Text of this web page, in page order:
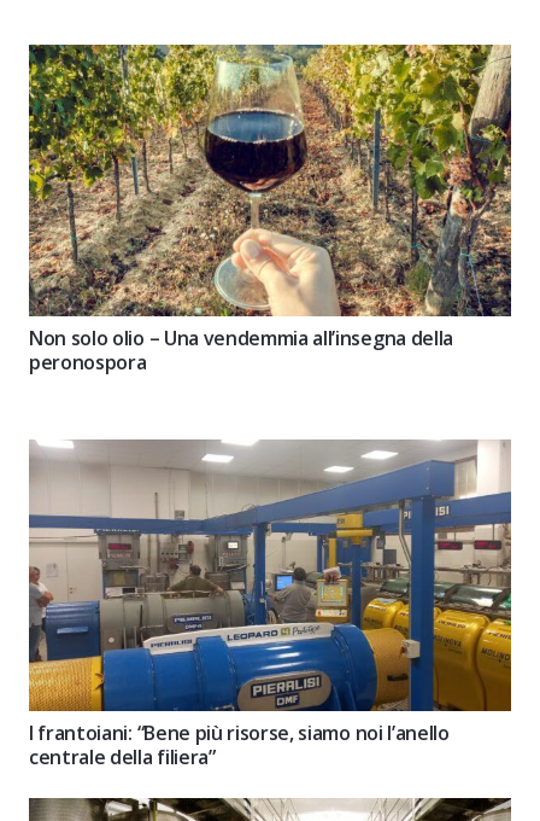
Non solo olio – Una vendemmia all’insegna della
peronospora
I frantoiani: “Bene più risorse, siamo noi l’anello
centrale della filiera”